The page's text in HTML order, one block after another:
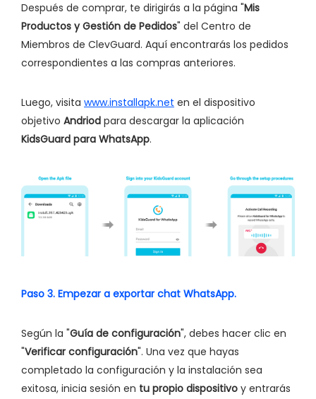
Después de comprar, te dirigirás a la página "Mis
Productos y Gestión de Pedidos" del Centro de
Miembros de ClevGuard. Aquí encontrarás los pedidos
correspondientes a las compras anteriores.
Luego, visita www.installapk.net en el dispositivo
objetivo Andriod para descargar la aplicación
KidsGuard para WhatsApp.
Paso 3. Empezar a exportar chat WhatsApp.
Según la "Guía de configuración", debes hacer clic en
"Verificar configuración". Una vez que hayas
completado la configuración y la instalación sea
exitosa, inicia sesión en tu propio dispositivo y entrarás